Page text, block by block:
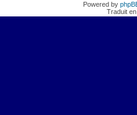
Powered by
Traduit